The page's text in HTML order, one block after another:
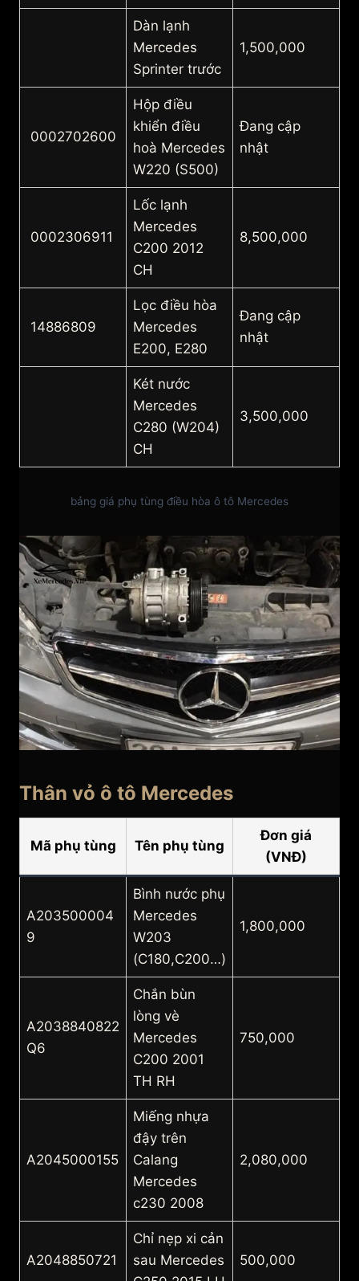
Dàn lạnh
Mercedes
Sprinter trước
1,500,000
0002702600
Hộp điều
khiển điều
hoà Mercedes
W220 (S500)
Đang cập
nhật
0002306911
Lốc lạnh
Mercedes
C200 2012
CH
8,500,000
14886809
Lọc điều hòa
Mercedes
E200, E280
Đang cập
nhật
Két nước
Mercedes
C280 (W204)
CH
3,500,000
bảng giá phụ tùng điều hòa ô tô Mercedes
Thân vỏ ô tô Mercedes
Mã phụ tùng Tên phụ tùng
Đơn giá
(VNĐ)
A203500004
9
Bình nước phụ
Mercedes
W203
(C180,C200…)
1,800,000
A2038840822
Q6
Chắn bùn
lòng vè
Mercedes
C200 2001
TH RH
750,000
A2045000155
Miếng nhựa
đậy trên
Calang
Mercedes
c230 2008
2,080,000
A2048850721
Chỉ nẹp xi cản
sau Mercedes
500,000